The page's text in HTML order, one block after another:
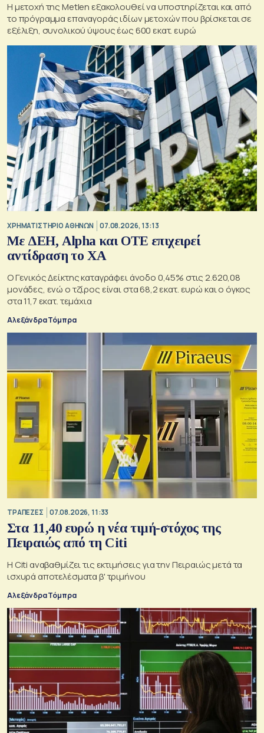
Η μετοχή της Metlen εξακολουθεί να υποστηρίζεται και από
το πρόγραμμα επαναγοράς ιδίων μετοχών που βρίσκεται σε
εξέλιξη, συνολικού ύψους έως 600 εκατ. ευρώ
XΡΗΜΑΤΙΣΤΗΡΙΟ ΑΘΗΝΩΝ 07.08.2026, 13:13
Με ΔΕΗ, Alpha και ΟΤΕ επιχειρεί
αντίδραση το ΧΑ
Ο Γενικός Δείκτης καταγράφει άνοδο 0,45% στις 2.620,08
μονάδες, ενώ ο τζίρος είναι στα 68,2 εκατ. ευρώ και ο όγκος
στα 11,7 εκατ. τεμάχια
Αλεξάνδρα Τόμπρα
ΤΡΑΠΕΖΕΣ 07.08.2026, 11:33
Στα 11,40 ευρώ η νέα τιμή-στόχος της
Πειραιώς από τη Citi
Η Citi αναβαθμίζει τις εκτιμήσεις για την Πειραιώς μετά τα
ισχυρά αποτελέσματα β' τριμήνου
Αλεξάνδρα Τόμπρα